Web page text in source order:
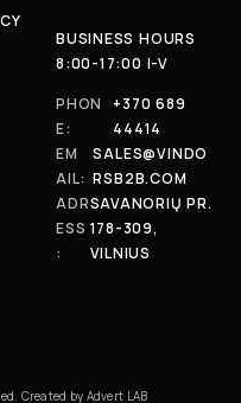
BUSINESS HOURS
8:00-17:00 I-V
PHON
E:
+370 689
44414
EM
AIL:
SALES@VINDO
RSB2B.COM
ADR
ESS
:
SAVANORIŲ PR.
178-309,
VILNIUS
Created by Advert LAB